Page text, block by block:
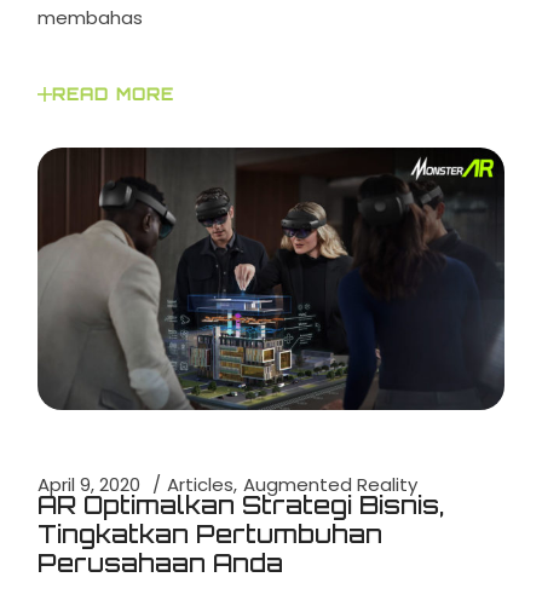
membahas
READ MORE
April 9, 2020 Articles Augmented Reality
AR Optimalkan Strategi Bisnis,
Tingkatkan Pertumbuhan
Perusahaan Anda